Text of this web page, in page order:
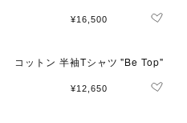
¥16,500
コットン 半袖Tシャツ "Be Top"
¥12,650